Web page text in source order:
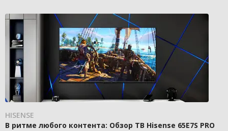
HISENSE
В ритме любого контента: Обзор ТВ Hisense 65E7S PRO